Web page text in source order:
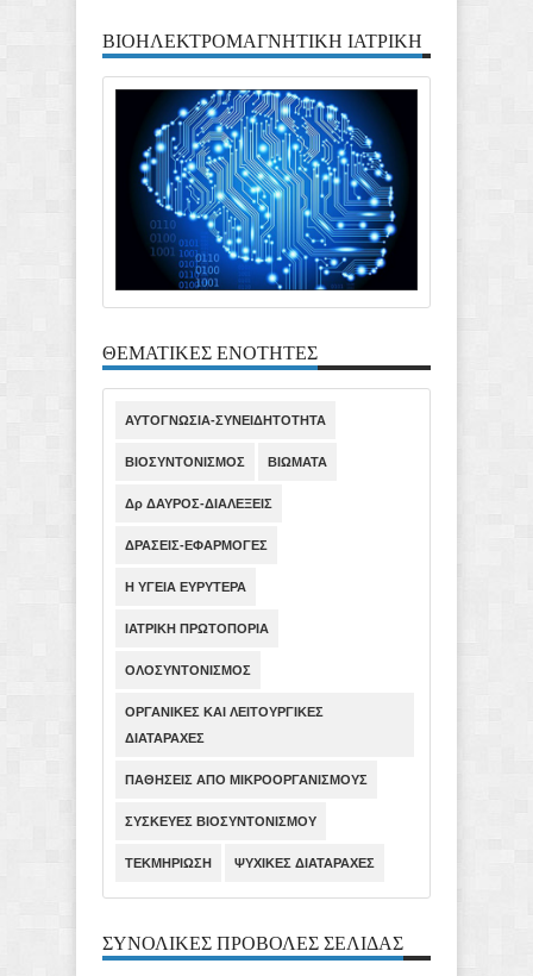
ΒΙΟΗΛΕΚΤΡΟΜΑΓΝΗΤΙΚΗ ΙΑΤΡΙΚΗ
ΘΕΜΑΤΙΚΕΣ ΕΝΟΤΗΤΕΣ
ΑΥΤΟΓΝΩΣΙΑ-ΣΥΝΕΙΔΗΤΟΤΗΤΑ
ΒΙΟΣΥΝΤΟΝΙΣΜΟΣ ΒΙΩΜΑΤΑ
Δρ ΔΑΥΡΟΣ-ΔΙΑΛΕΞΕΙΣ
ΔΡΑΣΕΙΣ-ΕΦΑΡΜΟΓΕΣ
Η ΥΓΕΙΑ ΕΥΡΥΤΕΡΑ
ΙΑΤΡΙΚΗ ΠΡΩΤΟΠΟΡΙΑ
ΟΛΟΣΥΝΤΟΝΙΣΜΟΣ
ΟΡΓΑΝΙΚΕΣ ΚΑΙ ΛΕΙΤΟΥΡΓΙΚΕΣ
ΔΙΑΤΑΡΑΧΕΣ
ΠΑΘΗΣΕΙΣ ΑΠΟ ΜΙΚΡΟΟΡΓΑΝΙΣΜΟΥΣ
ΣΥΣΚΕΥΕΣ ΒΙΟΣΥΝΤΟΝΙΣΜΟΥ
ΤΕΚΜΗΡΙΩΣΗ ΨΥΧΙΚΕΣ ΔΙΑΤΑΡΑΧΕΣ
ΣΥΝΟΛΙΚΕΣ ΠΡΟΒΟΛΕΣ ΣΕΛΙΔΑΣ